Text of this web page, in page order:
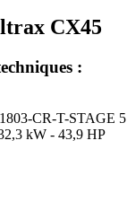
CX45
:
CR-T-STAGE 5
kW - 43,9 HP